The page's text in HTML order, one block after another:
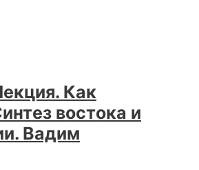
Как
востока и
Вадим